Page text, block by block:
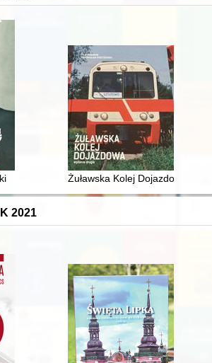
1980-1989Żuławska Kolej Dojazdowa
2021